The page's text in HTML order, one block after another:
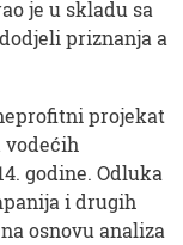
je u skladu sa
priznanja a
projekat
vodećih
godine. Odluka
i drugih
osnovu analiza